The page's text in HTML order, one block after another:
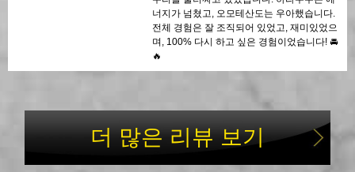
너지가 넘쳤고, 오모테산도는 우아했습니다.
전체 경험은 잘 조직되어 있었고, 재미있었으
며, 100% 다시 하고 싶은 경험이었습니다! 🚘
🔥
더 많은 리뷰 보기